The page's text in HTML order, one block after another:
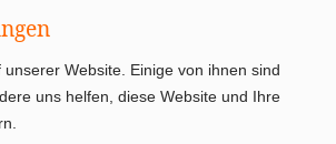
Website. Einige von ihnen sind
uns helfen, diese Website und Ihre